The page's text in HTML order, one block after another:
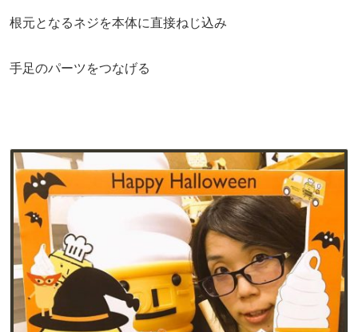
根元となるネジを本体に直接ねじ込み
手足のパーツをつなげる